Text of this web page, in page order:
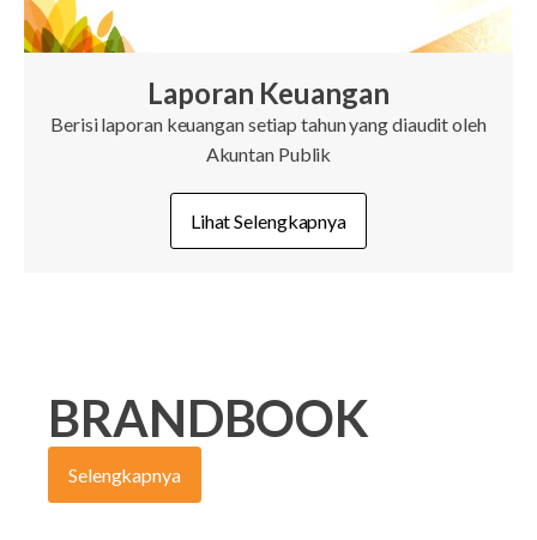
Laporan Keuangan
Berisi laporan keuangan setiap tahun yang diaudit oleh
Akuntan Publik
Lihat Selengkapnya
BRANDBOOK
Selengkapnya